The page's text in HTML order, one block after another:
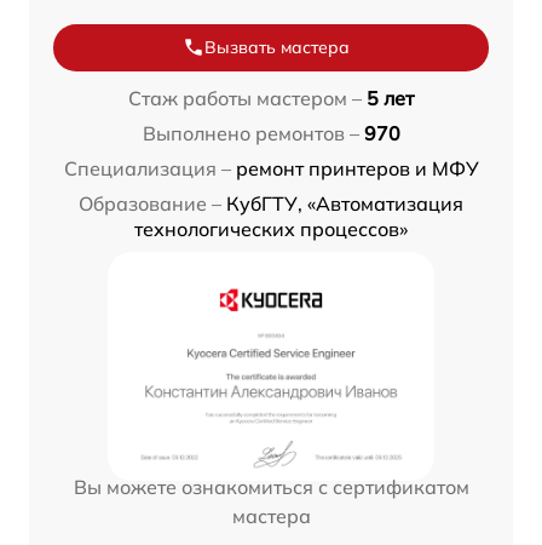
Вызвать мастера
Стаж работы мастером – 5 лет
Выполнено ремонтов – 970
Специализация – ремонт принтеров и МФУ
Образование – КубГТУ, «Автоматизация
технологических процессов»
Вы можете ознакомиться с сертификатом
мастера